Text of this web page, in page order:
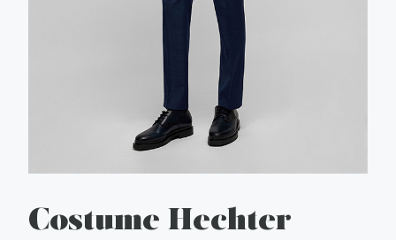
Costume Hechter